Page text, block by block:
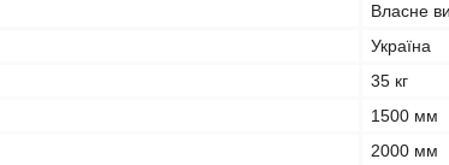
Власне
Україна
35 кг
1500 мм
2000 мм